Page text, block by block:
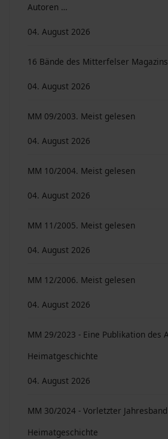
Autoren …
04. August 2026
16 Bände des Mitterfelser
04. August 2026
MM 09/2003. Meist gelesen
04. August 2026
MM 10/2004. Meist gelesen
04. August 2026
MM 11/2005. Meist gelesen
04. August 2026
MM 12/2006. Meist gelesen
04. August 2026
MM 29/2023 - Eine Publikation des
Heimatgeschichte
04. August 2026
MM 30/2024 - Vorletzter
Heimatgeschichte